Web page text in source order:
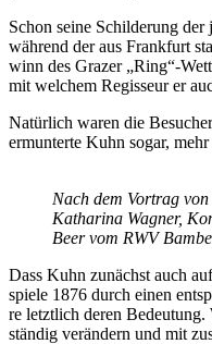
Schon sei­ne Schil­de­rung
wäh­rend der aus Frank­furt
winn des Gra­zer „Ring“-
mit wel­chem Re­gis­seur er
Na­tür­lich wa­ren die
er­mun­ter­te Kuhn so­gar,
Nach dem Vor­trag
Ka­tha­ri­na Wag­ner,
Beer vom RWV
Dass Kuhn zu­nächst auch
spie­le 1876 durch ei­nen
re letzt­lich de­ren
stän­dig ver­än­dern und mit